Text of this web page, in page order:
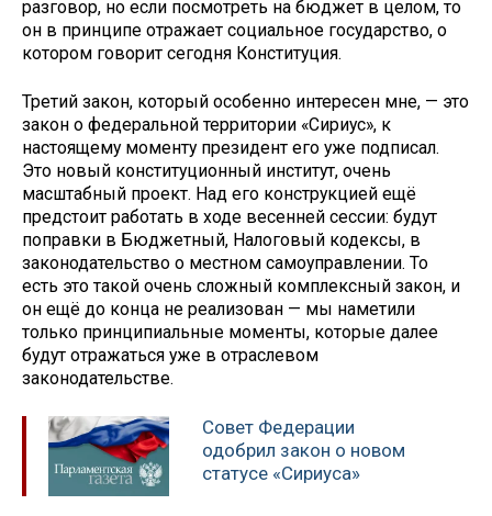
разговор, но если посмотреть на бюджет в целом, то
он в принципе отражает социальное государство, о
котором говорит сегодня Конституция.
Третий закон, который особенно интересен мне, — это
закон о федеральной территории «Сириус», к
настоящему моменту президент его уже подписал.
Это новый конституционный институт, очень
масштабный проект. Над его конструкцией ещё
предстоит работать в ходе весенней сессии: будут
поправки в Бюджетный, Налоговый кодексы, в
законодательство о местном самоуправлении. То
есть это такой очень сложный комплексный закон, и
он ещё до конца не реализован — мы наметили
только принципиальные моменты, которые далее
будут отражаться уже в отраслевом
законодательстве.
Совет Федерации
одобрил закон о новом
статусе «Сириуса»